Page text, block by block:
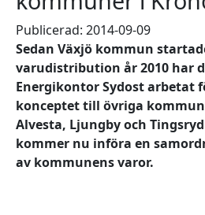
Publicerad: 2014-09-09
Sedan Växjö kommun
varudistribution år 2010 har
Energikontor Sydost arbetat
konceptet till övriga
Alvesta, Ljungby och
kommer nu införa en
av kommunens varor.